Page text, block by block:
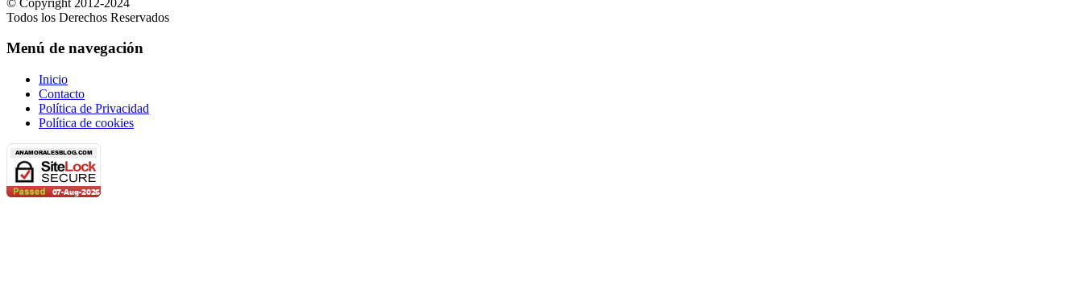
Todos los Derechos Reservados
Menú de navegación
Inicio
Contacto
Política de Privacidad
Política de cookies